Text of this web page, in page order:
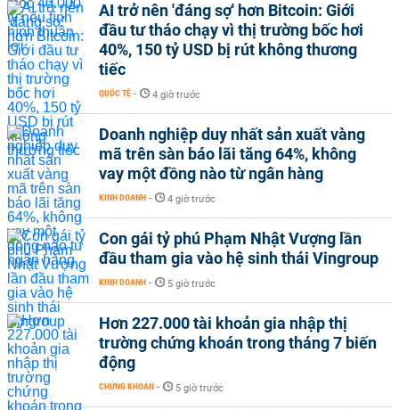
AI trở nên 'đáng sợ' hơn Bitcoin: Giới
đầu tư tháo chạy vì thị trường bốc hơi
40%, 150 tỷ USD bị rút không thương
tiếc
QUỐC TẾ - 4 giờ trước
Doanh nghiệp duy nhất sản xuất vàng
mã trên sàn báo lãi tăng 64%, không
vay một đồng nào từ ngân hàng
KINH DOANH - 4 giờ trước
Con gái tỷ phú Phạm Nhật Vượng lần
đầu tham gia vào hệ sinh thái Vingroup
KINH DOANH - 5 giờ trước
Hơn 227.000 tài khoản gia nhập thị
trường chứng khoán trong tháng 7 biến
động
CHỨNG KHOÁN - 5 giờ trước